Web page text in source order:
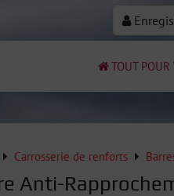
TOUT POUR
Carrosserie de renforts
Anti-